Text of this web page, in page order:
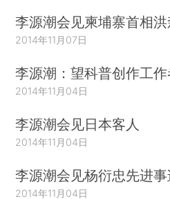
李源潮会见柬埔寨首相洪
2014年11月07日
李源潮：望科普创作工
2014年11月04日
李源潮会见日本客人
2014年11月04日
李源潮会见杨衍忠先进
2014年11月04日